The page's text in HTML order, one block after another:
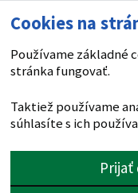
Cookies na
Používame základné
stránka fungovať.
Taktiež používame
súhlasíte s ich
Prijať